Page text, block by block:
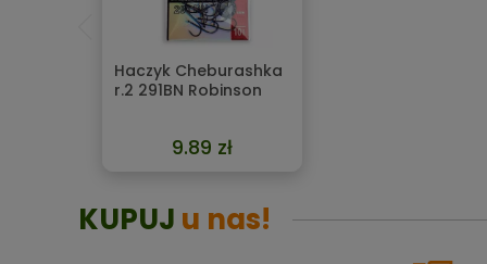
Haczyk Cheburashka
r.2 291BN Robinson
9.89 zł
KUPUJ u nas!